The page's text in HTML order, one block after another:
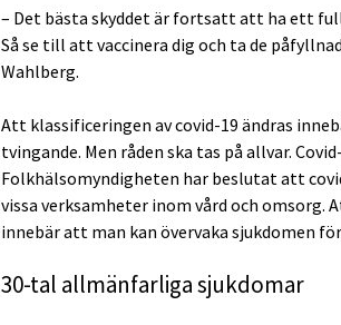
– Det bästa skyddet är fortsatt att ha ett
Så se till att vaccinera dig och ta de
Wahlberg.
Att klassificeringen av covid-19 ändras
tvingande. Men råden ska tas på allvar.
Folkhälsomyndigheten har beslutat att
vissa verksamheter inom vård och
innebär att man kan övervaka sjukdomen
30-tal allmänfarliga sjukdomar